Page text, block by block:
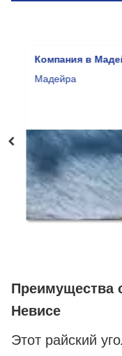
Компания в
Мадейра
Преимущества
Невисе
Этот райский